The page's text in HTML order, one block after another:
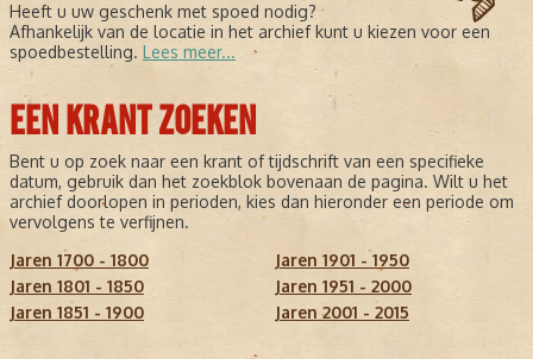
Heeft u uw geschenk met spoed nodig?
Afhankelijk van de locatie in het archief kunt u kiezen voor een
spoedbestelling. Lees meer...
EEN KRANT ZOEKEN
Bent u op zoek naar een krant of tijdschrift van een specifieke
datum, gebruik dan het zoekblok bovenaan de pagina. Wilt u het
archief doorlopen in perioden, kies dan hieronder een periode om
vervolgens te verfijnen.
Jaren 1700 - 1800
Jaren 1801 - 1850
Jaren 1851 - 1900
Jaren 1901 - 1950
Jaren 1951 - 2000
Jaren 2001 - 2015